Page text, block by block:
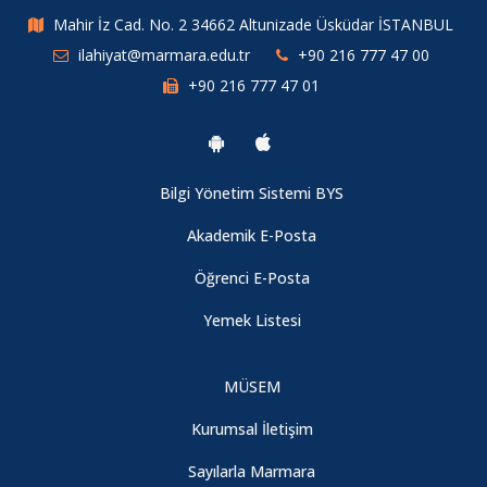
2025-2026 Bahar Dönemi Bütünleme Sınav Programımız ilan
edilmiştir.
Marmara Üniversitesi İlahiyat Fakültesi XVI. Öğrenci
Mahir İz Cad. No. 2 34662 Altunizade Üsküdar İSTANBUL
ilahiyat@marmara.edu.tr
+90 216 777 47 00
+90 216 777 47 01
Bilgi Yönetim Sistemi BYS
Akademik E-Posta
Öğrenci E-Posta
Yemek Listesi
MÜSEM
Kurumsal İletişim
Sayılarla Marmara